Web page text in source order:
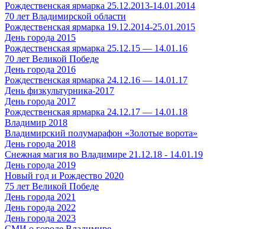
Рождественская ярмарка 25.12.2013-14.01.2014
70 лет Владимирской области
Рождественская ярмарка 19.12.2014-25.01.2015
День города 2015
Рождественская ярмарка 25.12.15 — 14.01.16
70 лет Великой Победе
День города 2016
Рождественская ярмарка 24.12.16 — 14.01.17
День физкультурника-2017
День города 2017
Рождественская ярмарка 24.12.17 — 14.01.18
Владимир 2018
Владимирский полумарафон «Золотые ворота»
День города 2018
Снежная магия во Владимире 21.12.18 - 14.01.19
День города 2019
Новый год и Рождество 2020
75 лет Великой Победе
День города 2021
День города 2022
День города 2023